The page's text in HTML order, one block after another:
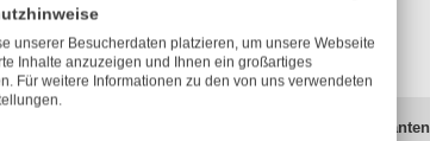
Varianten
unserer Besucherdaten platzieren, um unsere Webseite
Inhalte anzuzeigen und Ihnen ein großartiges
Für weitere Informationen zu den von uns verwendeten